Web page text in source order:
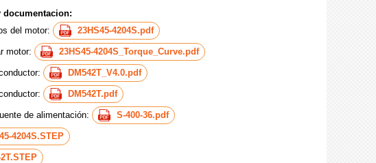
documentacion:
del motor:
23HS45-4204S.pdf
motor: 23HS45-4204S_Torque_Curve.pdf
DM542T_V4.0.pdf
DM542T.pdf
de alimentación: S-400-36.pdf
4204S.STEP